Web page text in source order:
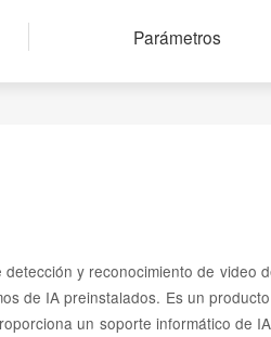
Parámetros
y reconocimiento de
de IA preinstalados. Es un
un soporte informático de